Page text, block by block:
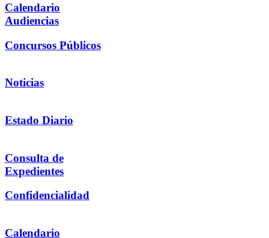
Calendario
Audiencias
Concursos Públicos
Noticias
Estado Diario
Consulta de
Expedientes
Confidencialidad
Calendario